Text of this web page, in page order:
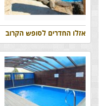
אזלו החדרים לסופש הקרוב